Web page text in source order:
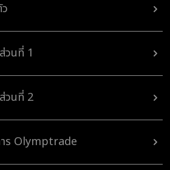
วนที่ 1
วนที่ 2
าร Olymptrade